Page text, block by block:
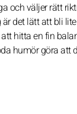
och väljer rätt
det lätt att bli
hitta en fin
humör göra att